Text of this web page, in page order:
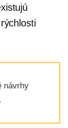
návrhy